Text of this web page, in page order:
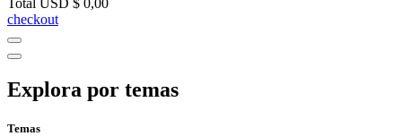
Total USD $ 0,00
checkout
Explora por temas
Temas